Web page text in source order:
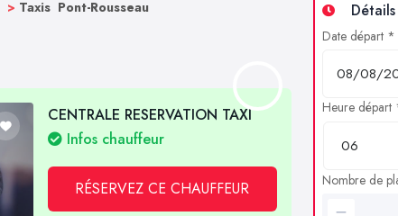
> Taxis Pont-Rousseau
CENTRALE RESERVATION TAXI
Infos chauffeur
RÉSERVEZ CE CHAUFFEUR
Date départ *
Heure départ
Nombre de